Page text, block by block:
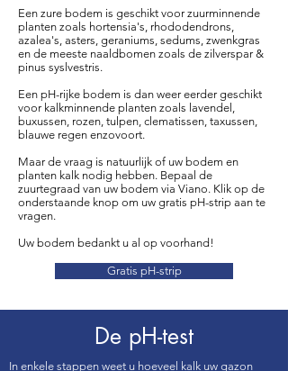
Een zure bodem is geschikt voor zuurminnende
planten zoals hortensia's, rhododendrons,
azalea's, asters, geraniums, sedums, zwenkgras
en de meeste naaldbomen zoals de zilverspar &
pinus syslvestris.
Een pH-rijke bodem is dan weer eerder geschikt
voor kalkminnende planten zoals lavendel,
buxussen, rozen, tulpen, clematissen, taxussen,
blauwe regen enzovoort.
Maar de vraag is natuurlijk of uw bodem en
planten kalk nodig hebben. Bepaal de
zuurtegraad van uw bodem via Viano. Klik op de
onderstaande knop om uw gratis pH-strip aan te
vragen.
Uw bodem bedankt u al op voorhand!
Gratis pH-strip
De pH-test
In enkele stappen weet u hoeveel kalk uw gazon